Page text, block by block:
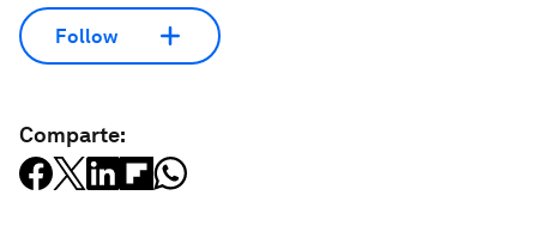
Follow
Comparte: